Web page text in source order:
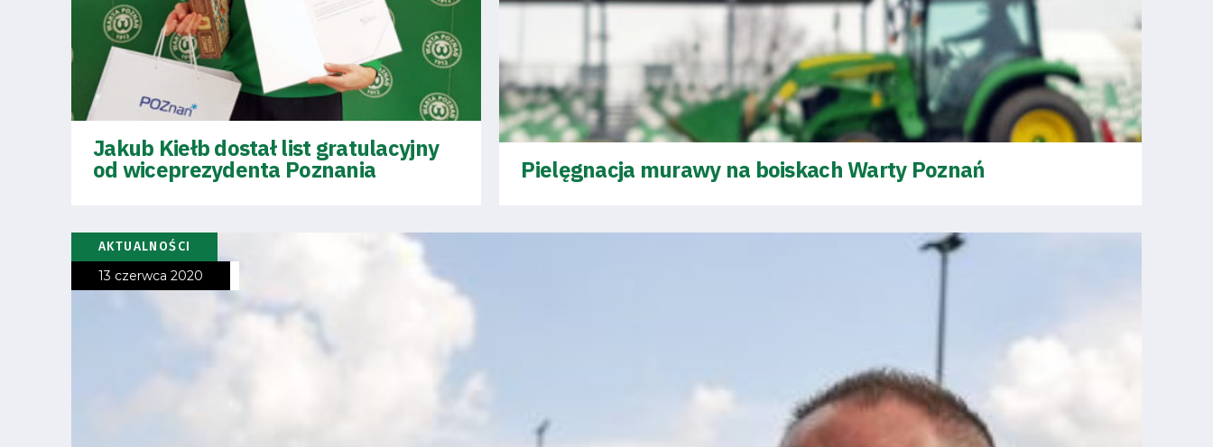
Futbol
Akademia
Aktualności
Warta
Jakub Kiełb dostał list gratulacyjny
od wiceprezydenta Poznania Pielęgnacja murawy na boiskach Warty Poznań
AKTUALNOŚCI
13 czerwca 2020